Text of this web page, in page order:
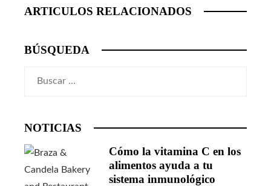
ARTICULOS RELACIONADOS
BÚSQUEDA
NOTICIAS
Cómo la vitamina C en los
alimentos ayuda a tu
sistema inmunológico